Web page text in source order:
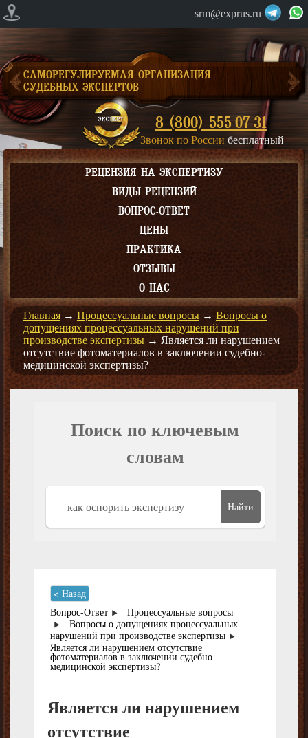
srm@exprus.ru
САМОРЕГУЛИРУЕМАЯ ОРГАНИЗАЦИЯ
СУДЕБНЫХ ЭКСПЕРТОВ
8 (800) 555-07-31
Звонок по России бесплатный
РЕЦЕНЗИЯ НА ЭКСПЕРТИЗУ
ВИДЫ РЕЦЕНЗИЙ
ВОПРОС-ОТВЕТ
ЦЕНЫ
ПРАКТИКА
ОТЗЫВЫ
О НАС
Главная → Процессуальные вопросы → Вопросы о
допущениях процессуальных нарушений при
производстве экспертизы → Является ли нарушением
отсутствие фотоматериалов в заключении судебно-
медицинской экспертизы?
Поиск по ключевым
словам
Найти
< Назад
Вопрос-Ответ
Процессуальные вопросы
Вопросы о допущениях процессуальных
нарушений при производстве экспертизы
Является ли нарушением отсутствие
фотоматериалов в заключении судебно-
медицинской экспертизы?
Является ли нарушением
отсутствие